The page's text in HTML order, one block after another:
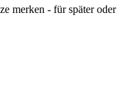
merken - für später oder